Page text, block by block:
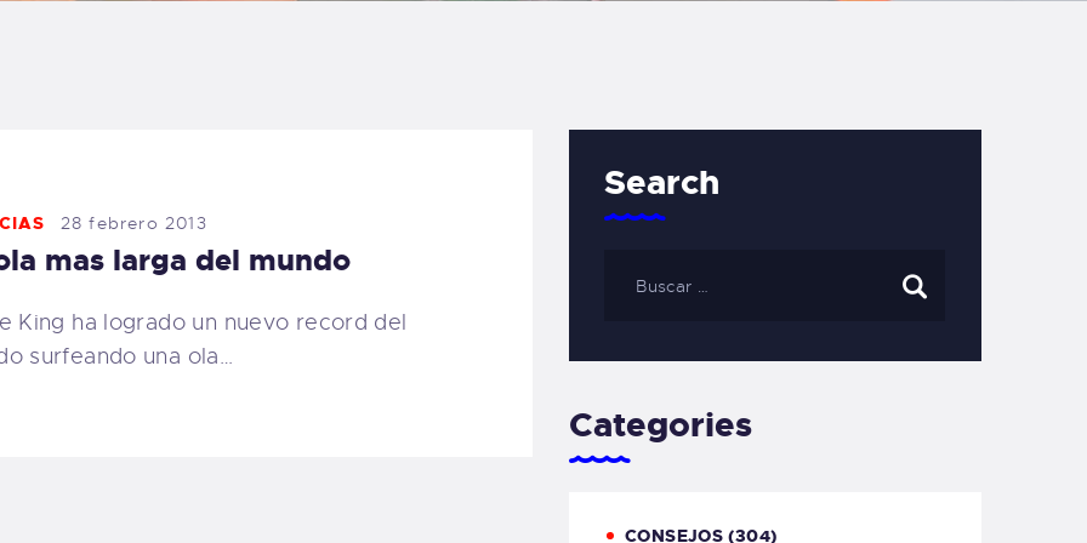
CARRITO
FAMILY
28 febrero 2013
mas larga del mundo
King ha logrado un nuevo record del
surfeando una ola…
Search
Categories
CONSEJOS (304)